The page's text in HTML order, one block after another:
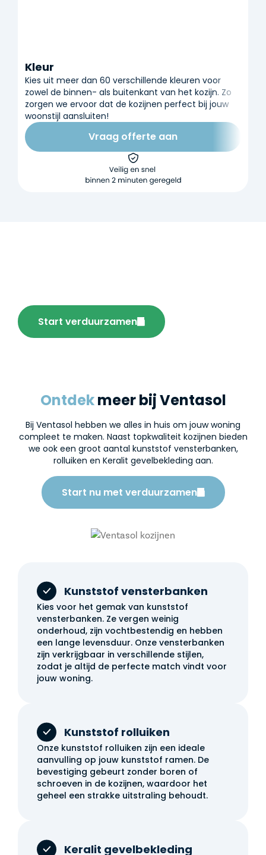
Kleur
Kies uit meer dan 60 verschillende kleuren voor
zowel de binnen- als buitenkant van het kozijn. Zo
zorgen we ervoor dat de kozijnen perfect bij jouw
woonstijl aansluiten!
Vraag offerte aan
Start verduurzamen
Ontdekmeer bij Ventasol
Bij Ventasol hebben we alles in huis om jouw woning
compleet te maken. Naast topkwaliteit kozijnen bieden
we ook een groot aantal kunststof vensterbanken,
rolluiken en Keralit gevelbekleding aan.
Start nu met verduurzamen
Kunststof vensterbanken
Kies voor het gemak van kunststof
vensterbanken. Ze vergen weinig
onderhoud, zijn vochtbestendig en hebben
een lange levensduur. Onze vensterbanken
zijn verkrijgbaar in verschillende stijlen,
zodat je altijd de perfecte match vindt voor
jouw woning.
Kunststof rolluiken
Onze kunststof rolluiken zijn een ideale
aanvulling op jouw kunststof ramen. De
bevestiging gebeurt zonder boren of
schroeven in de kozijnen, waardoor het
geheel een strakke uitstraling behoudt.
Keralit gevelbekleding